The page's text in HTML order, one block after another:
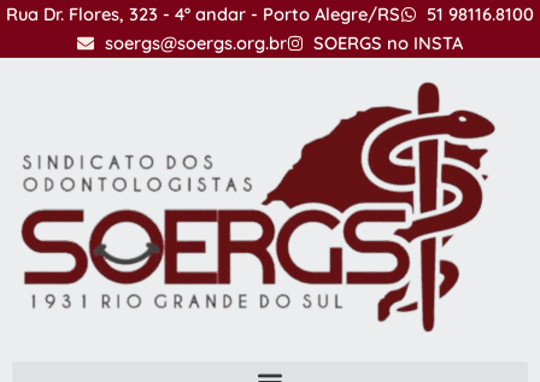
IrRua Dr. Flores, 323 - 4º andar - Porto Alegre/RS
51 98116.8100
soergs@soergs.org.br
SOERGS no INSTA